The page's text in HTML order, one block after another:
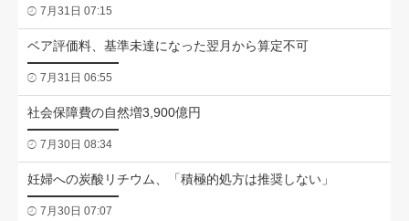
7月31日 07:15
ベア評価料、基準未達になった翌月から算定不可
7月31日 06:55
社会保障費の自然増3,900億円
7月30日 08:34
妊婦への炭酸リチウム、「積極的処方は推奨しない」
7月30日 07:07